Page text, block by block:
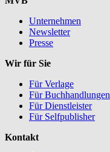
Unternehmen
Newsletter
Presse
Wir für Sie
Für Verlage
Für Buchhandlungen
Für Dienstleister
Für Selfpublisher
Kontakt